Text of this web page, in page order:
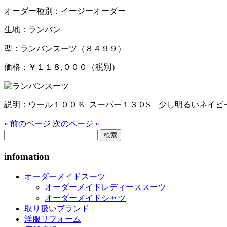
オーダー種別：イージーオーダー
生地：ランバン
型：ランバンスーツ（８４９９）
価格：￥１１８,０００（税別）
説明：ウール１００％ スーパー１３０S 少し明るいネイビ
« 前のページ 次のページ »
infomation
オーダーメイドスーツ
オーダーメイドレディーススーツ
オーダーメイドシャツ
取り扱いブランド
洋服リフォーム